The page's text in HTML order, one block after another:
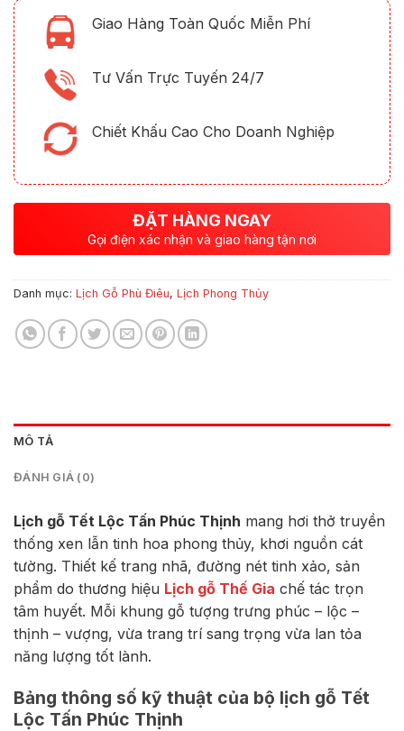
Giao Hàng Toàn Quốc Miễn Phí
Tư Vấn Trực Tuyến 24/7
Chiết Khấu Cao Cho Doanh Nghiệp
ĐẶT HÀNG NGAY
Gọi điện xác nhận và giao hàng tận nơi
Danh mục: Lịch Gỗ Phù Điêu, Lịch Phong Thủy
MÔ TẢ
ĐÁNH GIÁ (0)
Lịch gỗ Tết Lộc Tấn Phúc Thịnh mang hơi thở truyền
thống xen lẫn tinh hoa phong thủy, khơi nguồn cát
tường. Thiết kế trang nhã, đường nét tinh xảo, sản
phẩm do thương hiệu Lịch gỗ Thế Gia chế tác trọn
tâm huyết. Mỗi khung gỗ tượng trưng phúc – lộc –
thịnh – vượng, vừa trang trí sang trọng vừa lan tỏa
năng lượng tốt lành.
Bảng thông số kỹ thuật của bộ lịch gỗ Tết
Lộc Tấn Phúc Thịnh